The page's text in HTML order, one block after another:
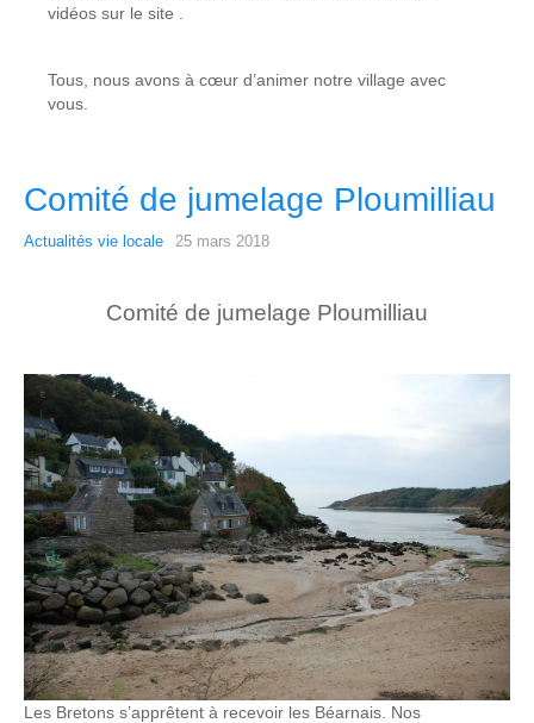
vidéos sur le site .
Tous, nous avons à cœur d’animer notre village avec
vous.
Comité de jumelage Ploumilliau
Actualités vie locale 25 mars 2018
Comité de jumelage Ploumilliau
Les Bretons s’apprêtent à recevoir les Béarnais. Nos